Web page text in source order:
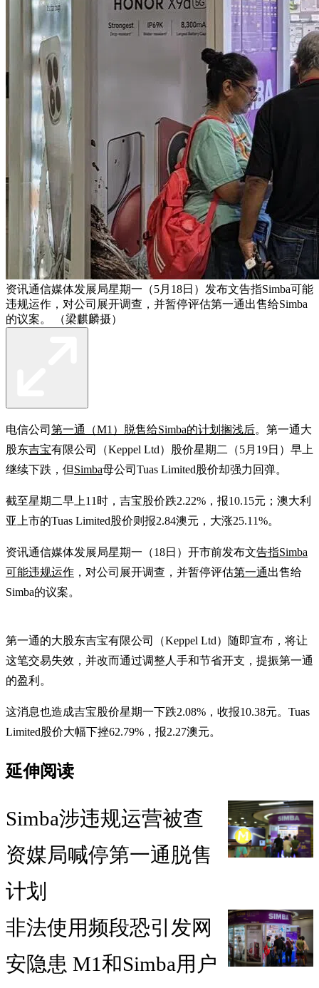
资讯通信媒体发展局星期一（5月18日）发布文告指Simba可能
违规运作，对公司展开调查，并暂停评估第一通出售给Simba
的议案。 （梁麒麟摄）
电信公司 第一通（M1）脱售给Simba的计划搁浅后。第一通大
股东吉宝有限公司（Keppel Ltd）股价星期二（5月19日）早上
继续下跌，但Simba母公司Tuas Limited股价却强力回弹。
截至星期二早上11时，吉宝股价跌2.22%，报10.15元；澳大利
亚上市的Tuas Limited股价则报2.84澳元，大涨25.11%。
资讯通信媒体发展局星期一（18日）开市前发布文告指Simba
可能违规运作 ，对公司展开调查，并暂停评估第一通出售给
Simba的议案。
第一通的大股东吉宝有限公司（Keppel Ltd）随即宣布，将让
这笔交易失效，并改而通过调整人手和节省开支，提振第一通
的盈利。
这消息也造成吉宝股价星期一下跌2.08%，收报10.38元。Tuas
Limited股价大幅下挫62.79%，报2.27澳元。
延伸阅读
Simba涉违规运营被查
资媒局喊停第一通脱售
计划
非法使用频段恐引发网
安隐患 M1和Simba用户